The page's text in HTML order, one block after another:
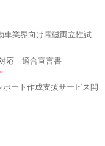
業界向け電磁両立性試
応 適合宣言書
ート作成支援サービス開